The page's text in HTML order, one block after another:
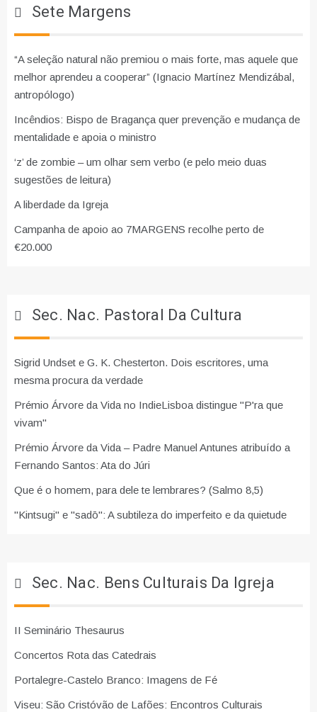
Sete Margens
“A seleção natural não premiou o mais forte, mas aquele que
melhor aprendeu a cooperar” (Ignacio Martínez Mendizábal,
antropólogo)
Incêndios: Bispo de Bragança quer prevenção e mudança de
mentalidade e apoia o ministro
‘z’ de zombie – um olhar sem verbo (e pelo meio duas
sugestões de leitura)
A liberdade da Igreja
Campanha de apoio ao 7MARGENS recolhe perto de
€20.000
Sec. Nac. Pastoral Da Cultura
Sigrid Undset e G. K. Chesterton. Dois escritores, uma
mesma procura da verdade
Prémio Árvore da Vida no IndieLisboa distingue "P'ra que
vivam"
Prémio Árvore da Vida – Padre Manuel Antunes atribuído a
Fernando Santos: Ata do Júri
Que é o homem, para dele te lembrares? (Salmo 8,5)
"Kintsugi" e "sadō": A subtileza do imperfeito e da quietude
Sec. Nac. Bens Culturais Da Igreja
II Seminário Thesaurus
Concertos Rota das Catedrais
Portalegre-Castelo Branco: Imagens de Fé
Viseu: São Cristóvão de Lafões: Encontros Culturais